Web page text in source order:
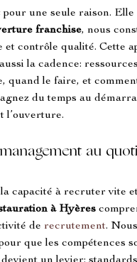
une seule raison.
franchise, nous
contrôle qualité. Cette
la cadence:
quand le faire, et
du temps au
l’ouverture.
au
capacité à recruter vite
à Hyères
de recrutement.
que les compétences